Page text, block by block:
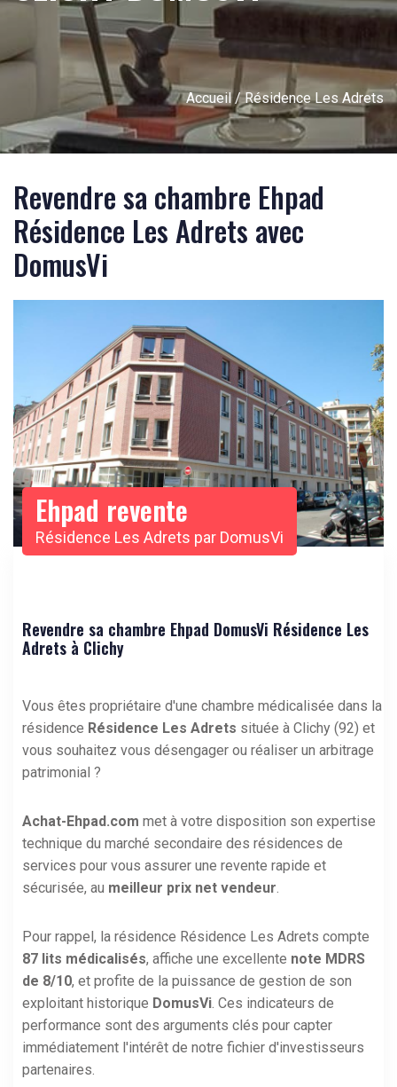
Accueil/ Résidence Les Adrets
Revendre sa chambre Ehpad
Résidence Les Adrets avec
DomusVi
Ehpad revente
Résidence Les Adrets par DomusVi
Revendre sa chambre Ehpad DomusVi Résidence Les
Adrets à Clichy
Vous êtes propriétaire d'une chambre médicalisée dans la
résidence Résidence Les Adrets située à Clichy (92) et
vous souhaitez vous désengager ou réaliser un arbitrage
patrimonial ?
Achat-Ehpad.com met à votre disposition son expertise
technique du marché secondaire des résidences de
services pour vous assurer une revente rapide et
sécurisée, au meilleur prix net vendeur
Pour rappel, la résidence Résidence Les Adrets compte
87 lits médicalisés, affiche une excellente note MDRS
de 8/10, et profite de la puissance de gestion de son
exploitant historique DomusVi . Ces indicateurs de
performance sont des arguments clés pour capter
immédiatement l'intérêt de notre fichier d'investisseurs
partenaires.